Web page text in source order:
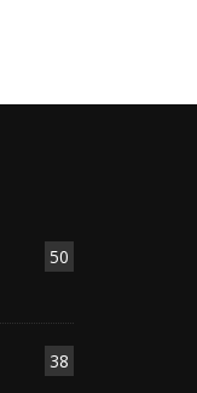
50
38